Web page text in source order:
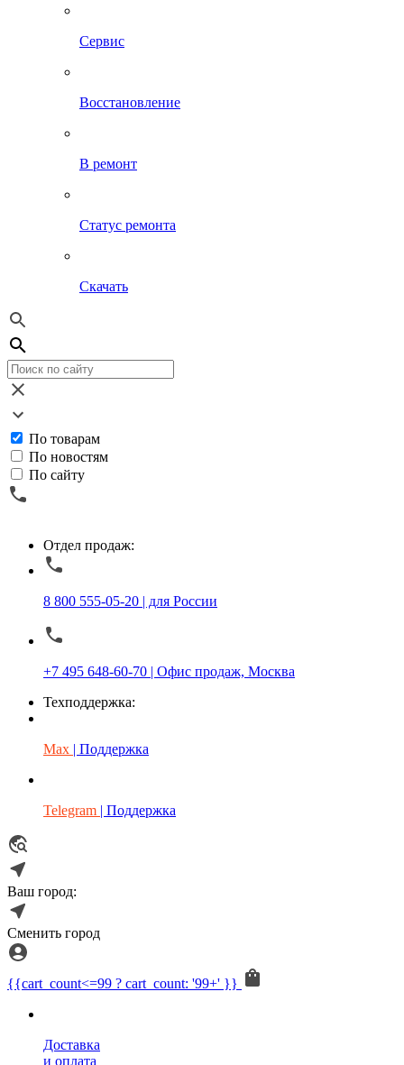
Сервис
Восстановление
В ремонт
Статус ремонта
Скачать
По товарам
По новостям
По сайту
Отдел продаж:
8 800 555-05-20 | для России
+7 495 648-60-70 | Офис продаж, Москва
Техподдержка:
Max | Поддержка
Telegram | Поддержка
Ваш город:
Сменить город
{{cart_count<=99 ? cart_count: '99+' }}
Доставка
и оплата